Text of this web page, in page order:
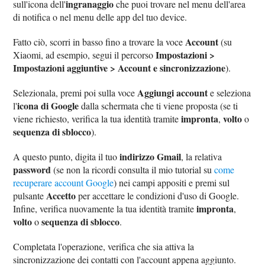
sull'icona dell'ingranaggioche puoi trovare nel menu dell'area
di notifica o nel menu delle app del tuo device.
Fatto ciò, scorri in basso fino a trovare la voce Account(su
Xiaomi, ad esempio, segui il percorsoImpostazioni >
Impostazioni aggiuntive > Account e sincronizzazione).
Selezionala, premi poi sulla voce Aggiungi accounte seleziona
l'icona di Googledalla schermata che ti viene proposta (se ti
viene richiesto, verifica la tua identità tramiteimpronta,voltoo
sequenza di sblocco).
A questo punto, digita il tuoindirizzo Gmail, la relativa
password(se non la ricordi consulta il mio tutorial sucome
recuperare account Google) nei campi appositi e premi sul
pulsante Accettoper accettare le condizioni d'uso di Google.
Infine, verifica nuovamente la tua identità tramiteimpronta,
voltoosequenza di sblocco.
Completata l'operazione, verifica che sia attiva la
sincronizzazione dei contatti con l'account appena aggiunto.